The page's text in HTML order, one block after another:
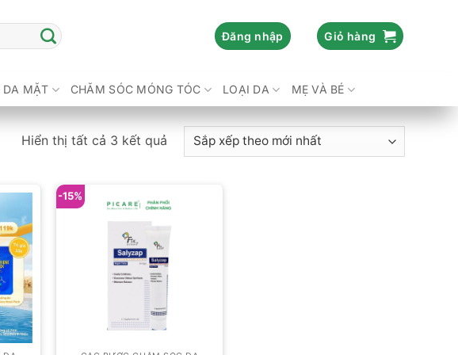
Đăng nhập Giỏ hàng
DA MẶT CHĂM SÓC MÓNG TÓC LOẠI DA MẸ VÀ BÉ
Hiển thị tất cả 3 kết quảĐã
sắp
theo
nhất
-15%